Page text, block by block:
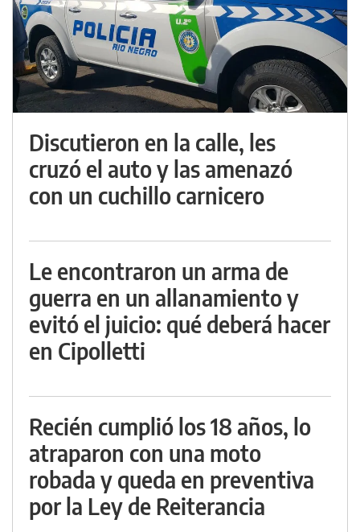
Discutieron en la calle, les
cruzó el auto y las amenazó
con un cuchillo carnicero
Le encontraron un arma de
guerra en un allanamiento y
evitó el juicio: qué deberá hacer
en Cipolletti
Recién cumplió los 18 años, lo
atraparon con una moto
robada y queda en preventiva
por la Ley de Reiterancia